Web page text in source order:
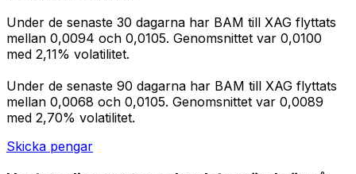
Under de senaste 30 dagarna har BAM till XAG flyttats
mellan 0,0094 och 0,0105. Genomsnittet var 0,0100
med 2,11% volatilitet.
Under de senaste 90 dagarna har BAM till XAG flyttats
mellan 0,0068 och 0,0105. Genomsnittet var 0,0089
med 2,70% volatilitet.
Skicka pengar